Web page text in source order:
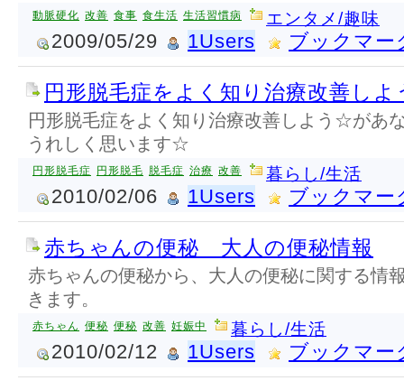
動脈硬化 改善 食事 食生活 生活習慣病 エンタメ/趣味
2009/05/29 1Users ブックマー
円形脱毛症をよく知り治療改善し
円形脱毛症をよく知り治療改善しよう☆があ
うれしく思います☆
円形脱毛症 円形脱毛 脱毛症 治療 改善 暮らし/生活
2010/02/06 1Users ブックマー
赤ちゃんの便秘 大人の便秘情報
赤ちゃんの便秘から、大人の便秘に関する情
きます。
赤ちゃん 便秘 便秘 改善 妊娠中 暮らし/生活
2010/02/12 1Users ブックマー